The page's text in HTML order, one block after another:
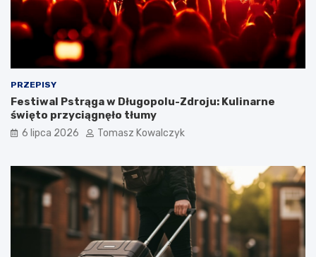
PRZEPISY
Festiwal Pstrąga w Długopolu-Zdroju: Kulinarne
święto przyciągnęło tłumy
6 lipca 2026 Tomasz Kowalczyk